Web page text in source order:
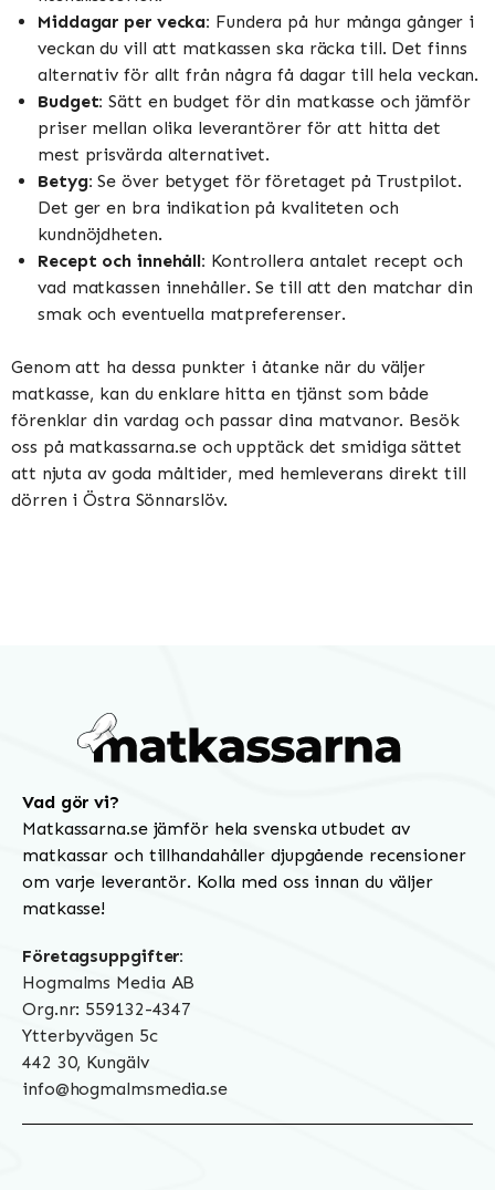
Middagar per vecka: Fundera på hur många gånger i
veckan du vill att matkassen ska räcka till. Det finns
alternativ för allt från några få dagar till hela veckan.
Budget: Sätt en budget för din matkasse och jämför
priser mellan olika leverantörer för att hitta det
mest prisvärda alternativet.
Betyg: Se över betyget för företaget på Trustpilot.
Det ger en bra indikation på kvaliteten och
kundnöjdheten.
Recept och innehåll: Kontrollera antalet recept och
vad matkassen innehåller. Se till att den matchar din
smak och eventuella matpreferenser.
Genom att ha dessa punkter i åtanke när du väljer
matkasse, kan du enklare hitta en tjänst som både
förenklar din vardag och passar dina matvanor. Besök
oss på matkassarna.se och upptäck det smidiga sättet
att njuta av goda måltider, med hemleverans direkt till
dörren i Östra Sönnarslöv.
Vad gör vi?
Matkassarna.se jämför hela svenska utbudet av
matkassar och tillhandahåller djupgående recensioner
om varje leverantör. Kolla med oss innan du väljer
matkasse!
Företagsuppgifter:
Hogmalms Media AB
Org.nr: 559132-4347
Ytterbyvägen 5c
442 30, Kungälv
info@hogmalmsmedia.se